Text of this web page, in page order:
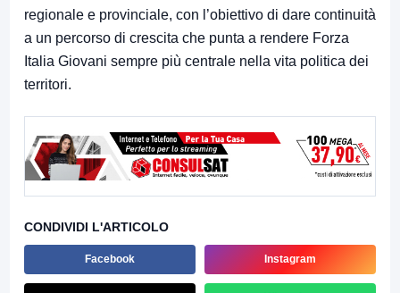
regionale e provinciale, con l’obiettivo di dare continuità
a un percorso di crescita che punta a rendere Forza
Italia Giovani sempre più centrale nella vita politica dei
territori.
CONDIVIDI L'ARTICOLO
Facebook Instagram